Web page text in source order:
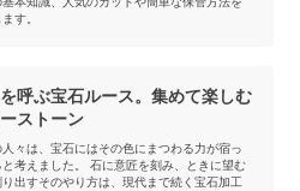
す。
呼ぶ宝石ルース。集めて楽しむ
ストーン
々は、宝石にはその色にまつわる力が宿っ
と考えました。 石に意匠を刻み、ときに望む
り出すそのやり方は、現代まで続く宝石加工